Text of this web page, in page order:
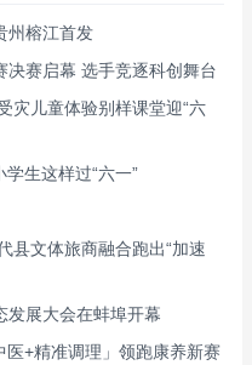
州榕江首发
决赛启幕 选手竞逐科创舞台
灾儿童体验别样课堂迎“六
生这样过“六一”
县文体旅商融合跑出“加速
发展大会在蚌埠开幕
+精准调理」领跑康养新赛